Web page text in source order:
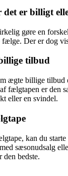
er billigt
gøre en
Der er dog
tilbud
ægte billige
fælgtapen er den
eller en svindel.
kan du
sæsonudsalg
den bedste.